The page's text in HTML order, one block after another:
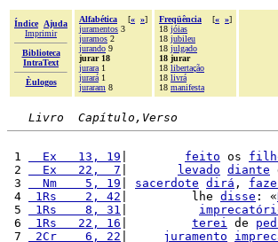
Índice
Ajuda
Imprimir
Biblioteca
IntraText
Èulogos
Alfabética [« »]
juramentos 3
juramos 2
jurando 9
jurar 18
jurara 1
jurará 1
juraram 8
Freqüência [« »]
18 jóias
18 jubileu
18 julgado
18 jurar
18 libertação
18 livrá
18 manifesta
Livro  Capítulo,Verso
1
  Ex   13, 19
feito os
2
  Ex   22,  7
levado diante
3
  Nm    5, 19
sacerdote dirá ,
4
1Rs    2, 42 |         lhe disse : «
5
1Rs    8, 31
6
1Rs   22, 16 terei de
7
2Cr    6, 22 juramento